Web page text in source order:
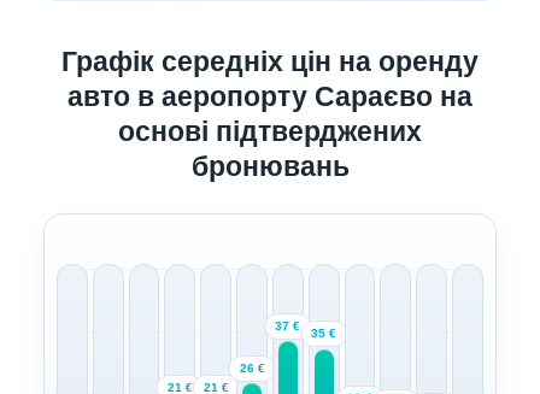
Графік середніх цін на оренду
авто в аеропорту Сараєво на
основі підтверджених
бронювань
21 € 21 €
26 €
37 €
35 €